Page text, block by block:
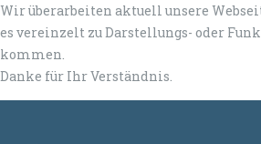
Wir überarbeiten aktuell unsere
es vereinzelt zu Darstellungs- oder
kommen.
Danke für Ihr Verständnis.